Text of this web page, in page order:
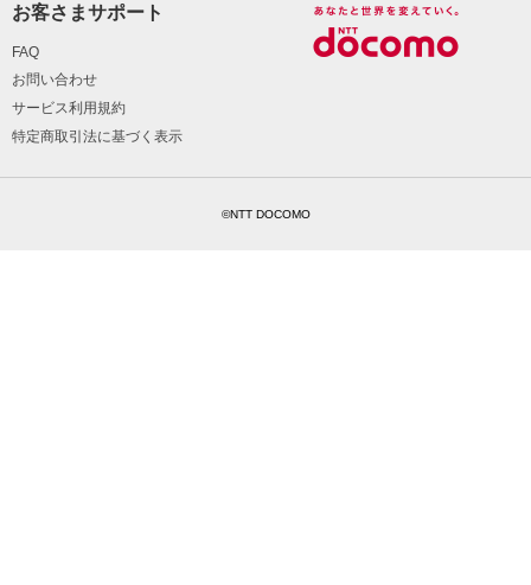
お客さまサポート
FAQ
お問い合わせ
サービス利用規約
特定商取引法に基づく表示
©NTT DOCOMO